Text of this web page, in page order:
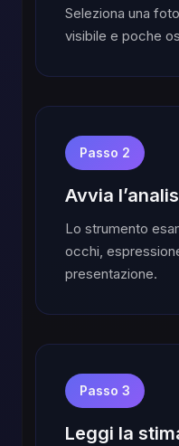
Seleziona una
visibile e poche
Passo 2
Avvia
Lo strumento
occhi,
presentazione.
Passo 3
Leggi la